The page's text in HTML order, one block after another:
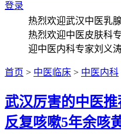
登录
热烈欢迎武汉中医乳
热烈欢迎中医皮肤科
迎中医内科专家刘义
首页 > 中医临床 > 中医内科
武汉厉害的中医
反复咳嗽5年余咳